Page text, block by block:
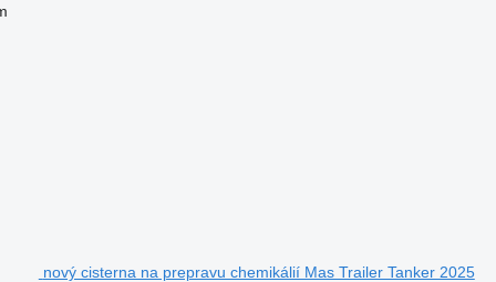
nový cisterna na prepravu chemikálií Mas Trailer Tanker 2025